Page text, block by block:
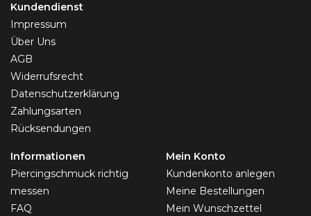
Kundendienst
Impressum
Über Uns
AGB
Widerrufsrecht
Datenschutzerklärung
Zahlungsarten
Rücksendungen
Informationen
Piercingschmuck richtig
messen
FAQ
Mein Konto
Kundenkonto anlegen
Meine Bestellungen
Mein Wunschzettel